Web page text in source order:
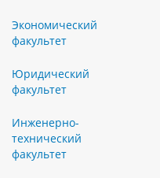
Экономический
факультет
Юридический
факультет
Инженерно-
технический
факультет